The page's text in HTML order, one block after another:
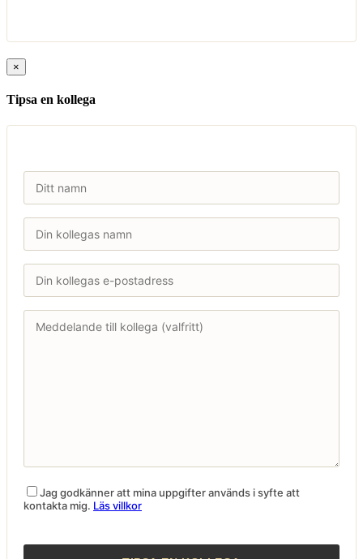
×
Tipsa en kollega
Jag godkänner att mina uppgifter används i syfte att
kontakta mig. Läs villkor